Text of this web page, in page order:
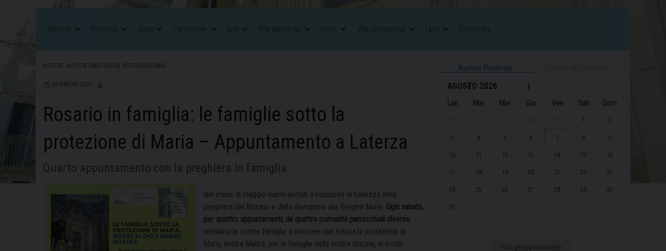
NOTIZIE NOTIZIE DAGLI UFFICI UFFICI DIOCESANI
28 MAGGIO 2021
Rosario in famiglia: le famiglie sotto la
protezione di Maria – Appuntamento a Laterza
Quarto appuntamento con la preghiera in famiglia
Nel mese di maggio siamo invitati a riscoprire la bellezza della
preghiera del Rosario e della devozione alla Vergine Maria. Ogni sabato,
per quattro appuntamenti, da quattro comunità parrocchiali diverse,
invitiamo le nostre famiglie a invocare con fiducia la protezione di
Maria, nostra Madre, per le famiglie della nostra diocesi, in modo
Agenda Pastorale
‹
AGOSTO 2026 ›
Lun Mar Mer Gio Ven Sab Dom
1 2
3 4 5 6 7 8 9
10 11 12 13 14 15 16
17 18 19 20 21 22 23
24 25 26 27 28 29 30
31